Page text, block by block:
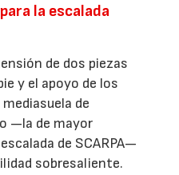
la escalada
de dos piezas
y el apoyo de los
de
—la de mayor
de SCARPA—
sobresaliente.